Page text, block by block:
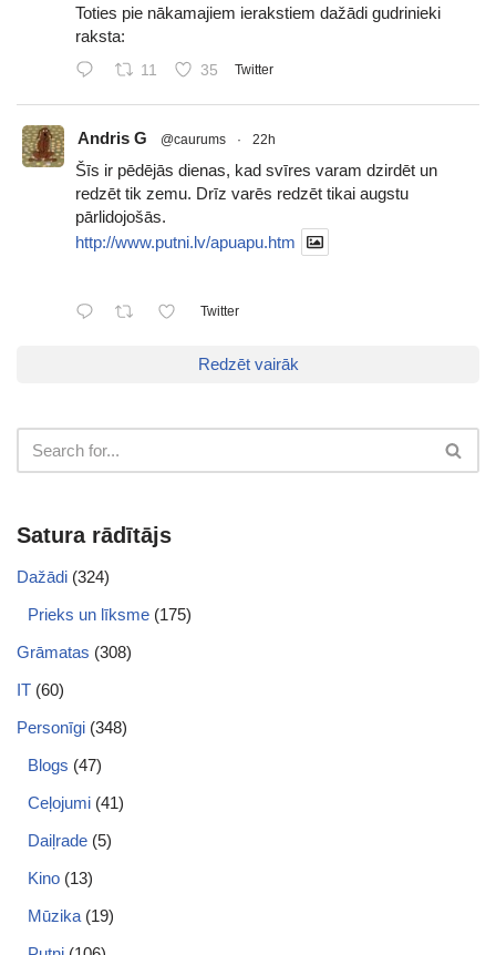
Toties pie nākamajiem ierakstiem dažādi gudrinieki
raksta:
11 35 Twitter
Andris G @caurums · 22h
Šīs ir pēdējās dienas, kad svīres varam dzirdēt un
redzēt tik zemu. Drīz varēs redzēt tikai augstu
pārlidojošās.
http://www.putni.lv/apuapu.htm
Twitter
Redzēt vairāk
Satura rādītājs
Dažādi (324)
Prieks un līksme (175)
Grāmatas (308)
IT (60)
Personīgi (348)
Blogs (47)
Ceļojumi (41)
Daiļrade (5)
Kino (13)
Mūzika (19)